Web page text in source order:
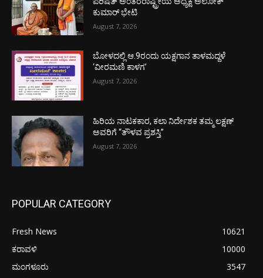
ಕುಮಾರ್ ಭೇಟಿ
August 7, 2026
ಬೋಳದಲ್ಲಿ ಆ.9ರಂದು ಯಕ್ಷಗಾನ ತಾಳಮದ್ದಳೆ
‘ವೀರಮಣಿ ಕಾಳಗ’
August 7, 2026
ಹಿರಿಯ ನಾಟಕಕಾರ, ಕಲಾ ನಿರ್ದೇಶಕ ತಮ್ಮ ಲಕ್ಷಣ್
ಅವರಿಗೆ “ತೌಳವ ಪ್ರಶಸ್ತಿ”
August 7, 2026
POPULAR CATEGORY
Fresh News
10621
ಕರಾವಳಿ
10000
ಮಂಗಳೂರು
3547